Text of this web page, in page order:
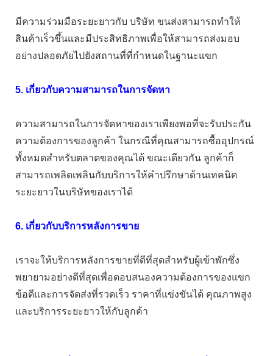
มีความร่วมมือระยะยาวกับ บริษัท ขนส่งสามารถทำให้
สินค้าเร็วขึ้นและมีประสิทธิภาพเพื่อให้สามารถส่งมอบ
อย่างปลอดภัยไปยังสถานที่ที่กำหนดในฐานะแขก
5. เกี่ยวกับความสามารถในการจัดหา
ความสามารถในการจัดหาของเราเพียงพอที่จะรับประกัน
ความต้องการของลูกค้า ในกรณีที่คุณสามารถซื้ออุปกรณ์
ทั้งหมดสำหรับตลาดของคุณได้ ขณะเดียวกัน ลูกค้าก็
สามารถเพลิดเพลินกับบริการให้คำปรึกษาด้านเทคนิค
ระยะยาวในบริษัทของเราได้
6. เกี่ยวกับบริการหลังการขาย
เราจะให้บริการหลังการขายที่ดีที่สุดสำหรับผู้เข้าพักซึ่ง
พยายามอย่างดีที่สุดเพื่อตอบสนองความต้องการของแขก
ข้อดีและการจัดส่งที่รวดเร็ว ราคาที่แข่งขันได้ คุณภาพสูง
และบริการระยะยาวให้กับลูกค้า